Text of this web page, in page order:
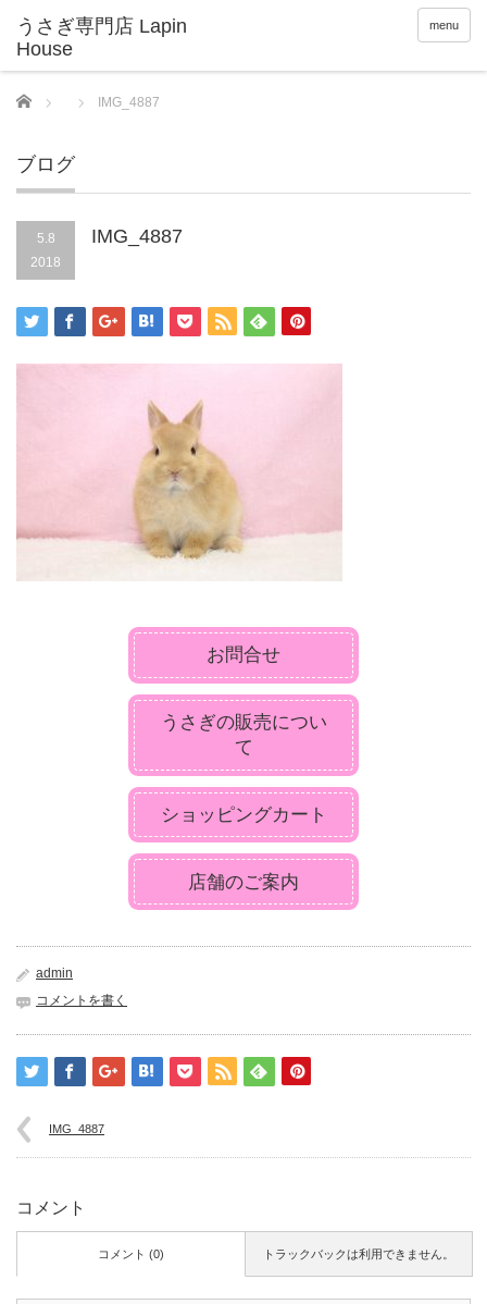
menu
Home IMG_4887
ブログ
5.8
2018
IMG_4887
お問合せ
うさぎの販売につい
て
ショッピングカート
店舗のご案内
admin
コメントを書く
IMG_4887
コメント
トラックバックは利用できません。
コメント (0)